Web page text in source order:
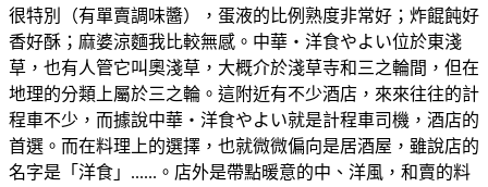
很特別（有單賣調味醬），蛋液的比例熟度非常好；炸餛飩好
香好酥；麻婆涼麵我比較無感。中華・洋食やよい位於東淺
草，也有人管它叫奧淺草，大概介於淺草寺和三之輪間，但在
地理的分類上屬於三之輪。這附近有不少酒店，來來往往的計
程車不少，而據說中華・洋食やよい就是計程車司機，酒店的
首選。而在料理上的選擇，也就微微偏向是居酒屋，雖說店的
名字是「洋食」......。店外是帶點暖意的中、洋風，和賣的料